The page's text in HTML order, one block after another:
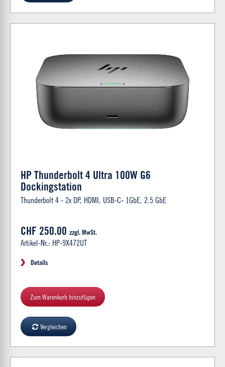
HP Thunderbolt 4 Ultra 100W G6
Dockingstation
Thunderbolt 4 - 2x DP, HDMI, USB-C- 1GbE, 2.5 GbE
CHF 250.00 zzgl. MwSt.
Artikel-Nr.: HP-9X472UT
Details
Zum Warenkorb hinzufügen
Vergleichen